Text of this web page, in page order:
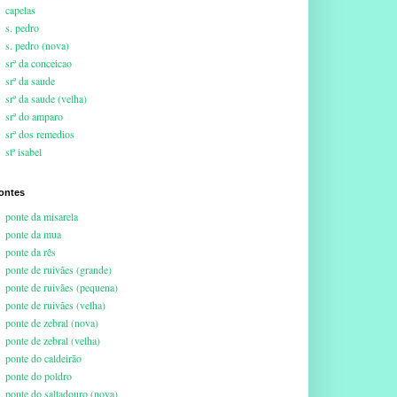
capelas
s. pedro
s. pedro (nova)
srª da conceicao
srª da saude
srª da saude (velha)
srª do amparo
srª dos remedios
stª isabel
ponte da misarela
ponte da mua
ponte da rês
ponte de ruivães (grande)
ponte de ruivães (pequena)
ponte de ruivães (velha)
ponte de zebral (nova)
ponte de zebral (velha)
ponte do caldeirão
ponte do poldro
ponte do saltadouro (nova)